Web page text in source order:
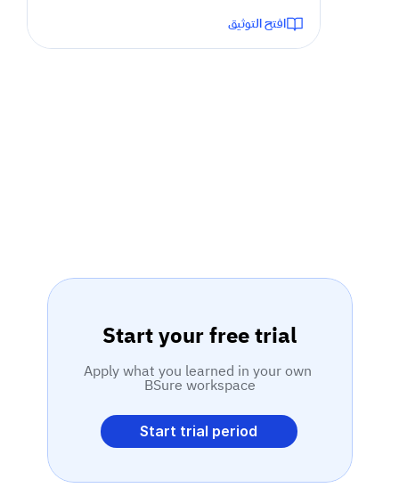
افتح التوثيق
Start your free trial
Apply what you learned in your own
BSure workspace
Start trial period